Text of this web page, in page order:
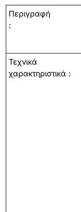
Περιγραφή
:
Τεχνικά
χαρακτηριστικά :